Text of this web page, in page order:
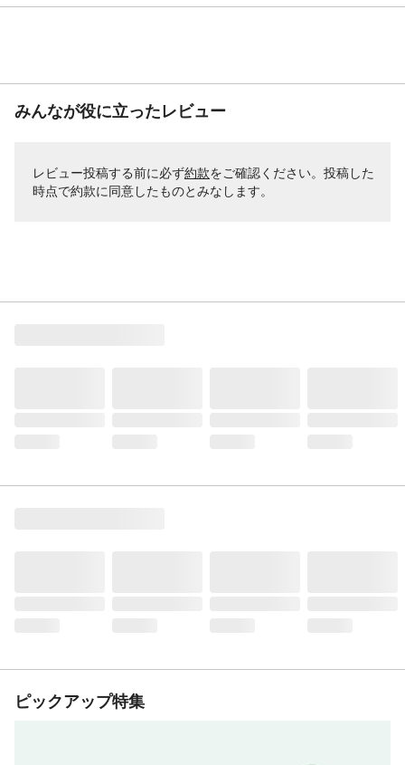
みんなが役に立ったレビュー
レビュー投稿する前に必ず約款をご確認ください。投稿した
時点で約款に同意したものとみなします。
ピックアップ特集